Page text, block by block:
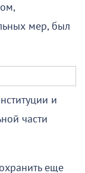
мер, был
и
части
еще